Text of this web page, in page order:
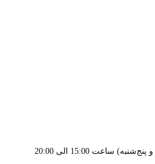
ساعت 15:00 الی 20:00